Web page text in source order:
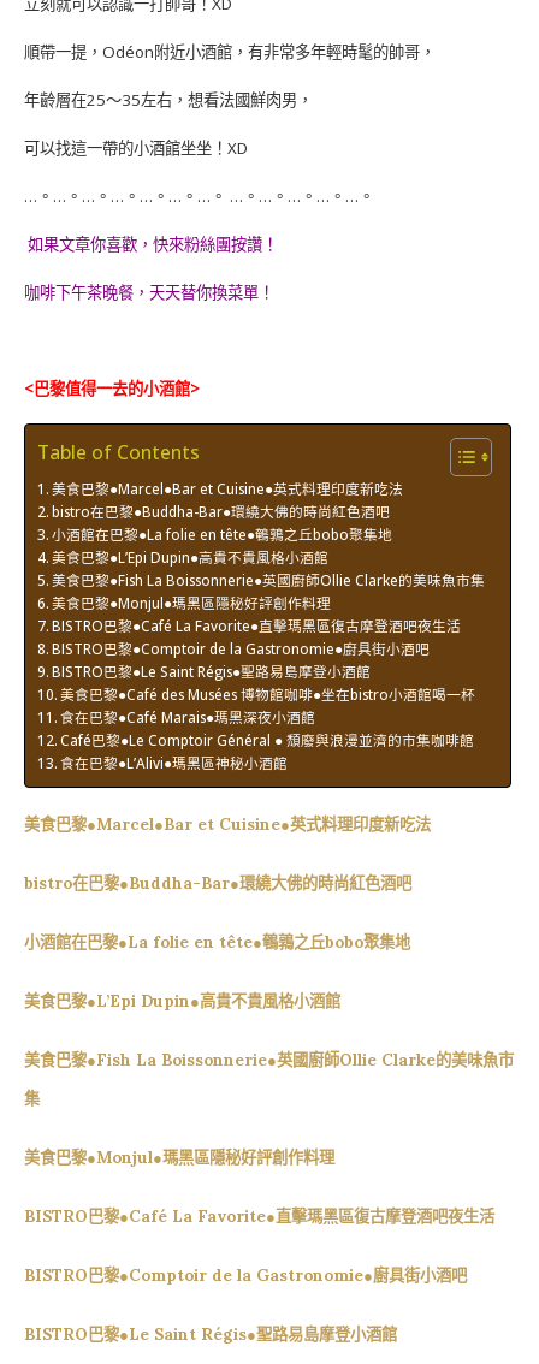
順帶一提，Odéon附近小酒館，有非常多年輕時髦的帥哥，
年齡層在25～35左右，想看法國鮮肉男，
可以找這一帶的小酒館坐坐！XD
…。…。…。…。…。…。…。 …。…。…。…。…。
如果文章你喜歡，快來粉絲團按讚！
咖啡下午茶晚餐，天天替你換菜單！
<巴黎值得一去的小酒館>
Table of Contents
美食巴黎●Marcel●Bar et Cuisine●英式料理印度新吃法
bistro在巴黎●Buddha-Bar●環繞大佛的時尚紅色酒吧
小酒館在巴黎●La folie en tête●鵪鶉之丘bobo聚集地
美食巴黎●L’Epi Dupin●高貴不貴風格小酒館
美食巴黎●Fish La Boissonnerie●英國廚師Ollie Clarke的美味魚市集
美食巴黎●Monjul●瑪黑區隱秘好評創作料理
BISTRO巴黎●Café La Favorite●直擊瑪黑區復古摩登酒吧夜生活
BISTRO巴黎●Comptoir de la Gastronomie●廚具街小酒吧
BISTRO巴黎●Le Saint Régis●聖路易島摩登小酒館
美食巴黎●Café des Musées 博物館咖啡●坐在bistro小酒館喝一杯
食在巴黎●Café Marais●瑪黑深夜小酒館
Café巴黎●Le Comptoir Général ● 頹廢與浪漫並濟的市集咖啡館
食在巴黎●L’Alivi●瑪黑區神秘小酒館
美食巴黎●Marcel●Bar et Cuisine●英式料理印度新吃法
bistro在巴黎●Buddha-Bar●環繞大佛的時尚紅色酒吧
小酒館在巴黎●La folie en tête●鵪鶉之丘bobo聚集地
美食巴黎●L’Epi Dupin●高貴不貴風格小酒館
美食巴黎●Fish La Boissonnerie●英國廚師Ollie Clarke的美味魚市
集
美食巴黎●Monjul●瑪黑區隱秘好評創作料理
BISTRO巴黎●Café La Favorite●直擊瑪黑區復古摩登酒吧夜生活
BISTRO巴黎●Comptoir de la Gastronomie●廚具街小酒吧
BISTRO巴黎●Le Saint Régis●聖路易島摩登小酒館